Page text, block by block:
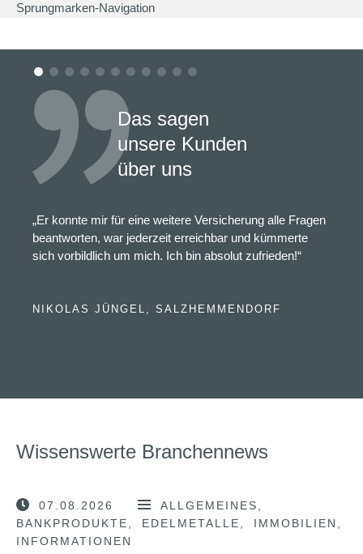
Sprungmarken-Navigation
Das sagen
unsere Kunden
über uns
„Er konnte mir für eine weitere Versicherung alle Fragen
beantworten, war jederzeit erreichbar und kümmerte
sich vorbildlich um mich. Ich bin absolut zufrieden!“
NIKOLAS JÜNGEL, SALZHEMMENDORF
Wissenswerte Branchennews
07.08.2026
ALLGEMEINES
BANKPRODUKTE
EDELMETALLE
IMMOBILIEN
INFORMATIONEN